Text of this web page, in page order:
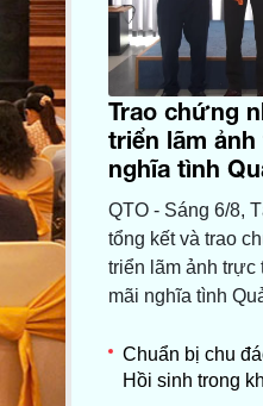
Trao chứng
triển lãm
nghĩa tình
QTO - Sáng 6/8,
tổng kết và trao
triển lãm ảnh trực
mãi nghĩa tình
Chuẩn bị chu
Hồi sinh trong